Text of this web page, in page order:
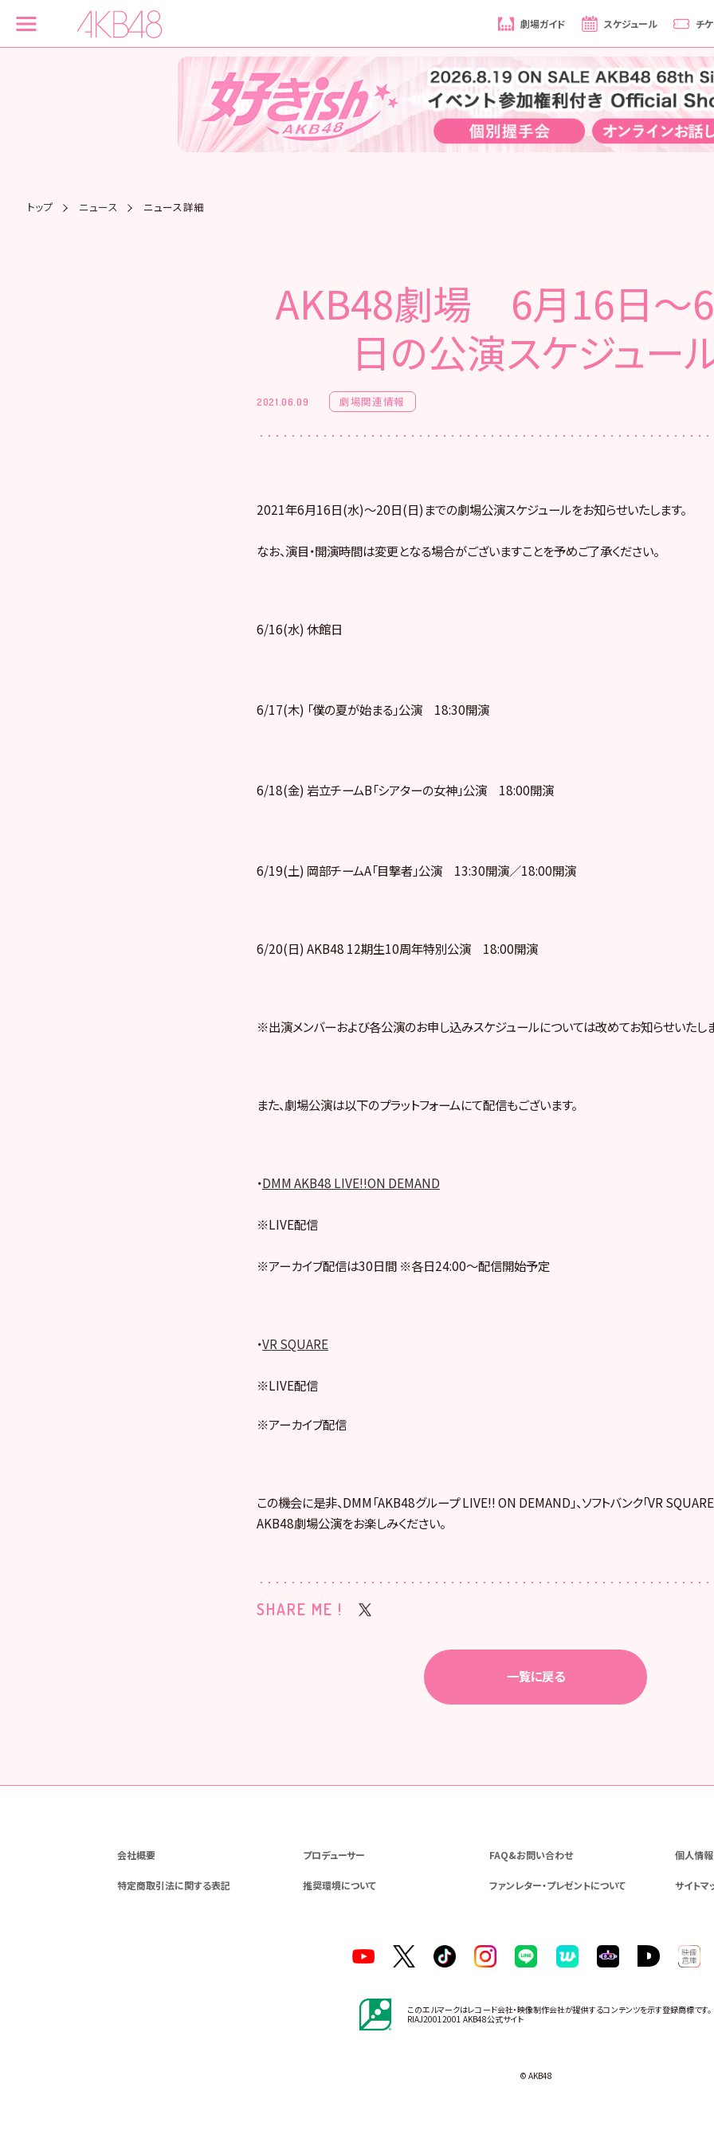
劇場ガイド スケジュール チ
トップ ニュース ニュース詳細
AKB48劇場 6月16日～
日の公演スケジュー
2021.06.09 劇場関連情報
2021年6月16日(水)～20日(日)までの劇場公演スケジュールをお知らせいたします。
なお、演目・開演時間は変更となる場合がございますことを予めご了承ください。
6/16(水) 休館日
6/17(木) 「僕の夏が始まる」公演 18:30開演
6/18(金) 岩立チームB「シアターの女神」公演 18:00開演
6/19(土) 岡部チームA「目撃者」公演 13:30開演／18:00開演
6/20(日) AKB48 12期生10周年特別公演 18:00開演
※出演メンバーおよび各公演のお申し込みスケジュールについては改めてお知らせいたし
また、劇場公演は以下のプラットフォームにて配信もございます。
・DMM AKB48 LIVE!!ON DEMAND
※LIVE配信
※アーカイブ配信は30日間 ※各日24:00～配信開始予定
・VR SQUARE
※LIVE配信
※アーカイブ配信
この機会に是非、DMM「AKB48グループ LIVE!! ON DEMAND」、ソフトバンク「VR
AKB48劇場公演をお楽しみください。
SHARE ME !
一覧に戻る
会社概要 プロデューサー FAQ&お問い合わせ 個人情
特定商取引法に関する表記 推奨環境について ファンレター・プレゼントについて サイトマ
このエルマークはレコード会社・映像制作会社が提供するコンテンツを示す登録商標です。
RIAJ20012001 AKB48公式サイト
© AKB48